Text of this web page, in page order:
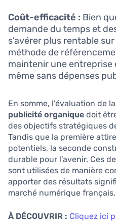
Coût-efficacité : Bien
demande du temps et
s’avérer plus rentable
méthode de
maintenir une entreprise
même sans dépenses
En somme, l’évaluation de la
publicité organique doit
des objectifs stratégiques
Tandis que la première
potentiels, la seconde
durable pour l’avenir. Ces
sont utilisées de manière
apporter des résultats
marché numérique français.
À DÉCOUVRIR : Cliquez ici